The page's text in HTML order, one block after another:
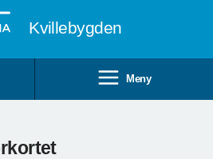
Kvillebygden
Meny